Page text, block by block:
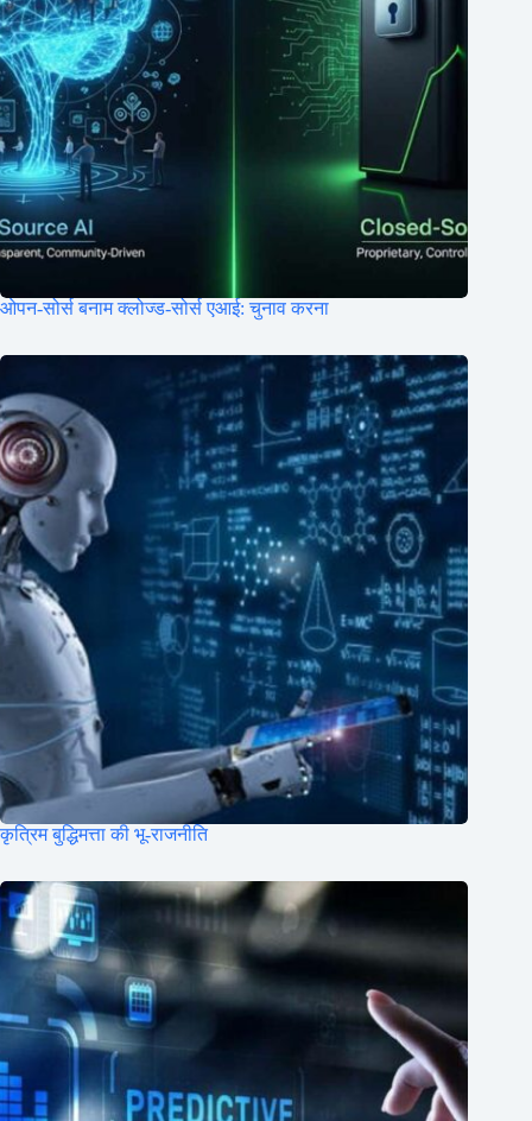
ओपन-सोर्स बनाम क्लोज्ड-सोर्स एआई: चुनाव करना
कृत्रिम बुद्धिमत्ता की भू-राजनीति